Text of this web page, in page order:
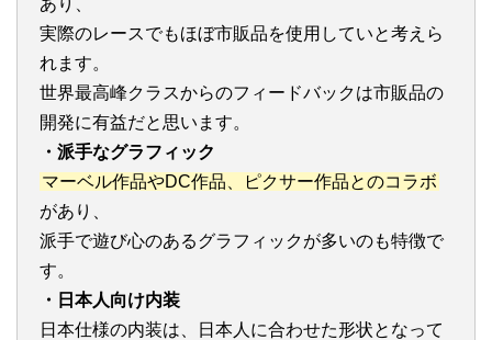
実際のレースでもほぼ市販品を使用していと考えら
れます。
世界最高峰クラスからのフィードバックは市販品の
開発に有益だと思います。
・派手なグラフィック
マーベル作品やDC作品、ピクサー作品とのコラボ
があり、
派手で遊び心のあるグラフィックが多いのも特徴で
す。
・日本人向け内装
日本仕様の内装は、日本人に合わせた形状となって